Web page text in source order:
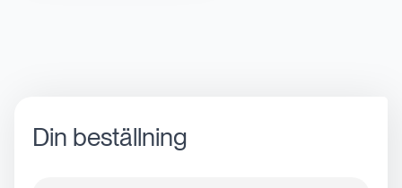
Din beställning